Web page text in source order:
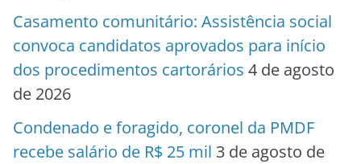
Casamento comunitário: Assistência social
convoca candidatos aprovados para início
dos procedimentos cartorários 4 de agosto
de 2026
Condenado e foragido, coronel da PMDF
recebe salário de R$ 25 mil 3 de agosto de